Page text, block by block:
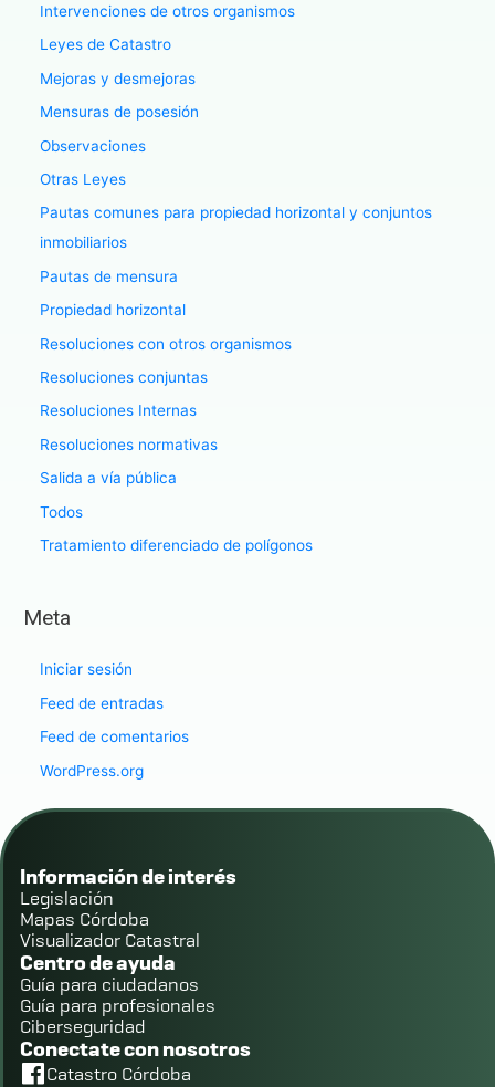
Intervenciones de otros organismos
Leyes de Catastro
Mejoras y desmejoras
Mensuras de posesión
Observaciones
Otras Leyes
Pautas comunes para propiedad horizontal y conjuntos
inmobiliarios
Pautas de mensura
Propiedad horizontal
Resoluciones con otros organismos
Resoluciones conjuntas
Resoluciones Internas
Resoluciones normativas
Salida a vía pública
Todos
Tratamiento diferenciado de polígonos
Meta
Iniciar sesión
Feed de entradas
Feed de comentarios
WordPress.org